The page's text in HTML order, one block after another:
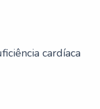
cardíaca